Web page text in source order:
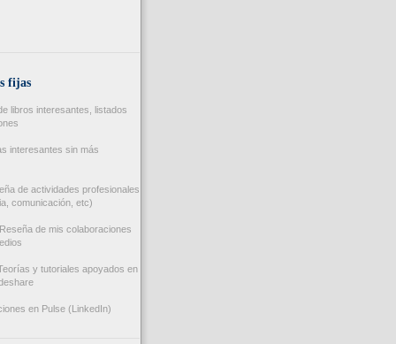
fijas
libros interesantes, listados
interesantes sin más
de actividades profesionales
comunicación, etc)
Reseña de mis colaboraciones
y tutoriales apoyados en
en Pulse (LinkedIn)